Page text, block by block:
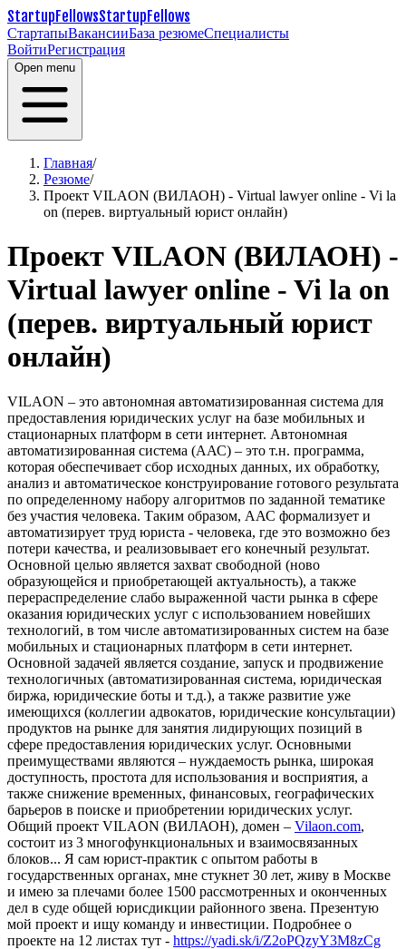
StartupFellowsStartupFellows
СтартапыВакансииБаза резюмеСпециалисты
ВойтиРегистрация
Open menu
Главная/
Резюме/
Проект VILAON (ВИЛАОН) - Virtual lawyer online - Vi la
on (перев. виртуальный юрист онлайн)
Проект VILAON (ВИЛАОН) -
Virtual lawyer online - Vi la on
(перев. виртуальный юрист
онлайн)
VILAON – это автономная автоматизированная система для
предоставления юридических услуг на базе мобильных и
стационарных платформ в сети интернет. Автономная
автоматизированная система (ААС) – это т.н. программа,
которая обеспечивает сбор исходных данных, их обработку,
анализ и автоматическое конструирование готового результата
по определенному набору алгоритмов по заданной тематике
без участия человека. Таким образом, ААС формализует и
автоматизирует труд юриста - человека, где это возможно без
потери качества, и реализовывает его конечный результат.
Основной целью является захват свободной (ново
образующейся и приобретающей актуальность), а также
перераспределение слабо выраженной части рынка в сфере
оказания юридических услуг с использованием новейших
технологий, в том числе автоматизированных систем на базе
мобильных и стационарных платформ в сети интернет.
Основной задачей является создание, запуск и продвижение
технологичных (автоматизированная система, юридическая
биржа, юридические боты и т.д.), а также развитие уже
имеющихся (коллегии адвокатов, юридические консультации)
продуктов на рынке для занятия лидирующих позиций в
сфере предоставления юридических услуг. Основными
преимуществами являются – нуждаемость рынка, широкая
доступность, простота для использования и восприятия, а
также снижение временных, финансовых, географических
барьеров в поиске и приобретении юридических услуг.
Общий проект VILAON (ВИЛАОН), домен – Vilaon.com,
состоит из 3 многофункциональных и взаимосвязанных
блоков... Я сам юрист-практик с опытом работы в
государственных органах, мне стукнет 30 лет, живу в Москве
и имею за плечами более 1500 рассмотренных и оконченных
дел в суде общей юрисдикции районного звена. Презентую
мой проект и ищу команду и инвестиции. Подробнее о
проекте на 12 листах тут - https://yadi.sk/i/Z2oPQzyY3M8zCg